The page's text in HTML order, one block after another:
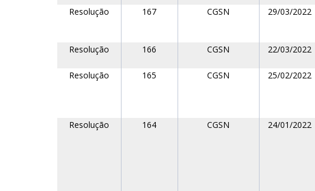
Resolução
167 CGSN 29/03/2022
Resolução
166 CGSN 22/03/2022
Resolução
165 CGSN 25/02/2022
Resolução
164 CGSN 24/01/2022